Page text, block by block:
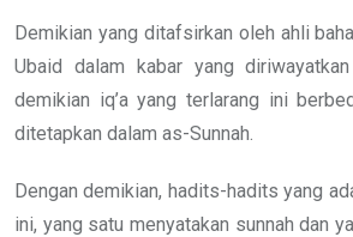
Demikian yang ditafsirkan oleh ahli
Ubaid dalam kabar yang
demikian iq’a yang terlarang ini
ditetapkan dalam as-Sunnah.
Dengan demikian, hadits-hadits yang
ini, yang satu menyatakan sunnah dan